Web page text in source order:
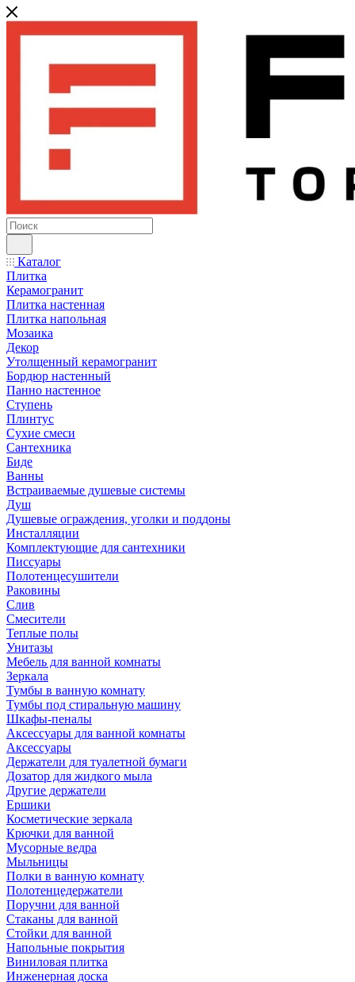
Каталог
Плитка
Керамогранит
Плитка настенная
Плитка напольная
Мозаика
Декор
Утолщенный керамогранит
Бордюр настенный
Панно настенное
Ступень
Плинтус
Сухие смеси
Сантехника
Биде
Ванны
Встраиваемые душевые системы
Душ
Душевые ограждения, уголки и поддоны
Инсталляции
Комплектующие для сантехники
Писсуары
Полотенцесушители
Раковины
Слив
Смесители
Теплые полы
Унитазы
Мебель для ванной комнаты
Зеркала
Тумбы в ванную комнату
Тумбы под стиральную машину
Шкафы-пеналы
Аксессуары для ванной комнаты
Аксессуары
Держатели для туалетной бумаги
Дозатор для жидкого мыла
Другие держатели
Ершики
Косметические зеркала
Крючки для ванной
Мусорные ведра
Мыльницы
Полки в ванную комнату
Полотенцедержатели
Поручни для ванной
Стаканы для ванной
Стойки для ванной
Напольные покрытия
Виниловая плитка
Инженерная доска